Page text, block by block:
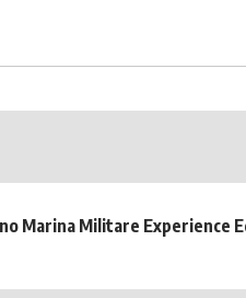
Marina Militare Experience